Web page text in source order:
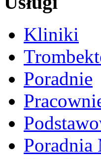
Kliniki
Poradnie
Poradnia